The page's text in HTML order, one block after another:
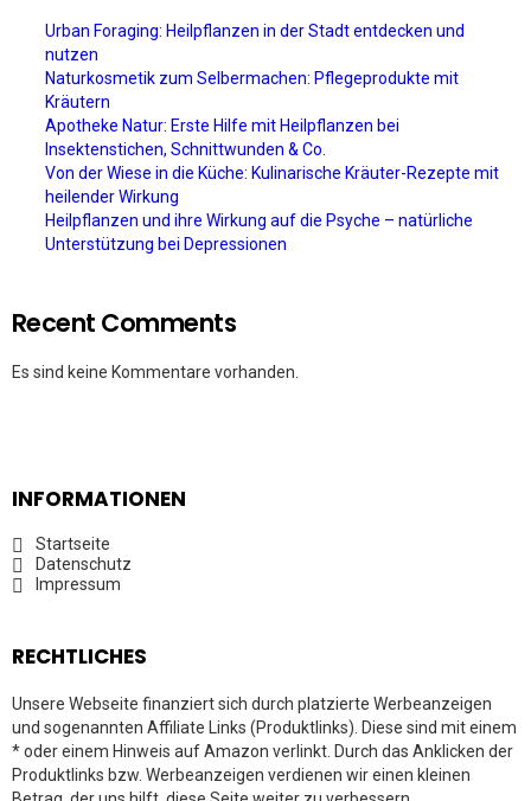
Urban Foraging: Heilpflanzen in der Stadt entdecken und
nutzen
Naturkosmetik zum Selbermachen: Pflegeprodukte mit
Kräutern
Apotheke Natur: Erste Hilfe mit Heilpflanzen bei
Insektenstichen, Schnittwunden & Co.
Von der Wiese in die Küche: Kulinarische Kräuter-Rezepte mit
heilender Wirkung
Heilpflanzen und ihre Wirkung auf die Psyche – natürliche
Unterstützung bei Depressionen
Recent Comments
Es sind keine Kommentare vorhanden.
INFORMATIONEN
Startseite
Datenschutz
Impressum
RECHTLICHES
Unsere Webseite finanziert sich durch platzierte Werbeanzeigen
und sogenannten Affiliate Links (Produktlinks). Diese sind mit einem
* oder einem Hinweis auf Amazon verlinkt. Durch das Anklicken der
Produktlinks bzw. Werbeanzeigen verdienen wir einen kleinen